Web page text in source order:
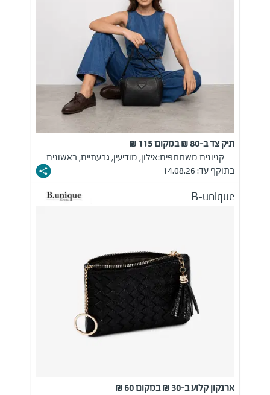
תיק צד ב-80 ₪ במקום 115 ₪
קניונים משתתפים:אילון, מודיעין, גבעתיים, ראשונים
בתוקף עד: 14.08.26
B-unique
ארנקון קלוע ב-30 ₪ במקום 60 ₪